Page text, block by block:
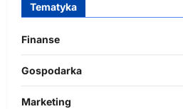
Tematyka
Finanse
Gospodarka
Marketing